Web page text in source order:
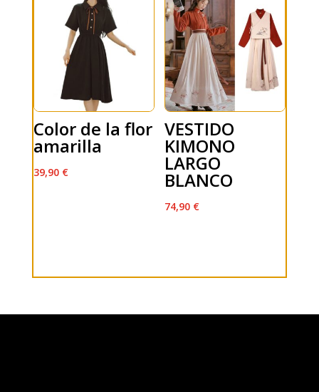
Color de la flor
amarilla
39,90 €
VESTIDO
KIMONO
LARGO
BLANCO
74,90 €